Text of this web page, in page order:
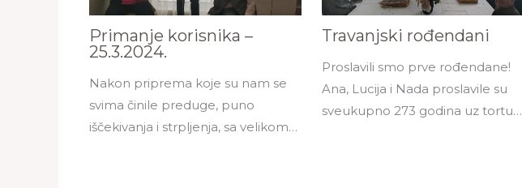
Primanje korisnika –
25.3.2024.
Nakon priprema koje su nam se
svima činile preduge, puno
iščekivanja i strpljenja, sa velikom…
Travanjski rođendani
Proslavili smo prve rođendane!
Ana, Lucija i Nada proslavile su
sveukupno 273 godina uz tortu…